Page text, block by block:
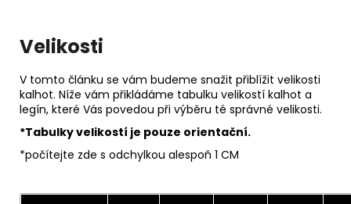
Velikosti
V tomto článku se vám budeme snažit přiblížit velikosti
kalhot. Níže vám přikládáme tabulku velikostí kalhot a
legín, které Vás povedou při výběru té správné velikosti.
*Tabulky velikostí je pouze orientační.
*počítejte zde s odchylkou alespoň 1 CM